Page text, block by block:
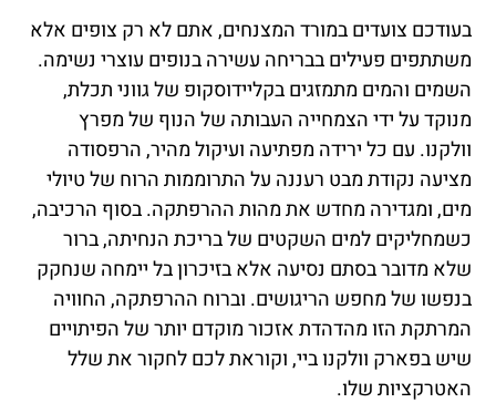
בעודכם צועדים במורד המצנחים, אתם לא רק צופים אלא
משתתפים פעילים בבריחה עשירה בנופים עוצרי נשימה.
השמים והמים מתמזגים בקליידוסקופ של גווני תכלת,
מנוקד על ידי הצמחייה העבותה של הנוף של מפרץ
וולקנו. עם כל ירידה מפתיעה ועיקול מהיר, הרפסודה
מציעה נקודת מבט רעננה על התרוממות הרוח של טיולי
מים, ומגדירה מחדש את מהות ההרפתקה. בסוף הרכיבה,
כשמחליקים למים השקטים של בריכת הנחיתה, ברור
שלא מדובר בסתם נסיעה אלא בזיכרון בל יימחה שנחקק
בנפשו של מחפש הריגושים. וברוח ההרפתקה, החוויה
המרתקת הזו מהדהדת אזכור מוקדם יותר של הפיתויים
שיש בפארק וולקנו ביי, וקוראת לכם לחקור את שלל
האטרקציות שלו.